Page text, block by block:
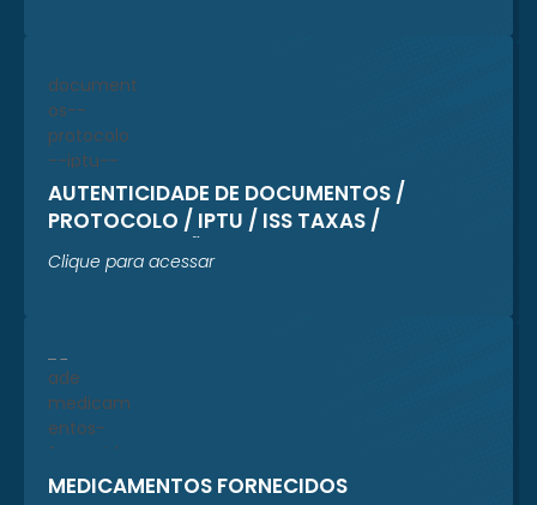
AUTENTICIDADE DE DOCUMENTOS /
PROTOCOLO / IPTU / ISS TAXAS /
REGULARIZAÇÃO CADASTRAL
Clique para acessar
MEDICAMENTOS FORNECIDOS